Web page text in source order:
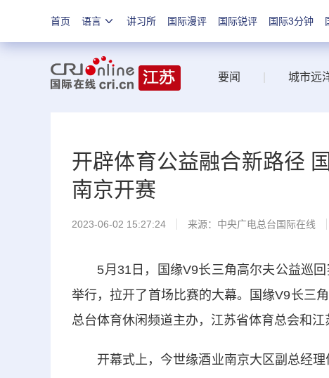
首页 语言 讲习所 国际漫评 国际锐评 国际3分钟
要闻 城市远
开辟体育公益融合新路径
南京开赛
2023-06-02 15:27:24 来源：中央广电总台国际在线
5月31日，国缘V9长三角高尔夫公益巡回
举行，拉开了首场比赛的大幕。国缘V9长三
总台体育休闲频道主办，江苏省体育总会和
开幕式上，今世缘酒业南京大区副总经理